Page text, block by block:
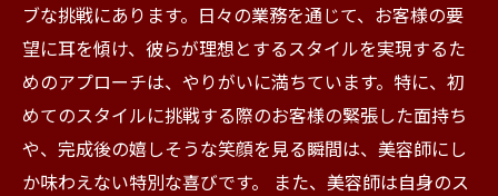
ブな挑戦にあります。日々の業務を通じて、お客様の要
望に耳を傾け、彼らが理想とするスタイルを実現するた
めのアプローチは、やりがいに満ちています。特に、初
めてのスタイルに挑戦する際のお客様の緊張した面持ち
や、完成後の嬉しそうな笑顔を見る瞬間は、美容師にし
か味わえない特別な喜びです。 また、美容師は自身のス